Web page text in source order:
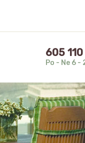
605
Po - Ne 6 -